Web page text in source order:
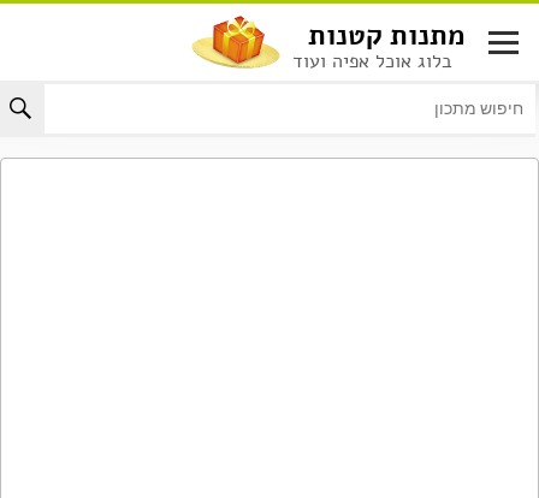
לתוכן
מתנות קטנות
בלוג אוכל אפיה ועוד